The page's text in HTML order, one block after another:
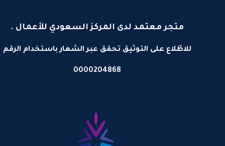
متجر معتمد لدى المركز السعودي للأعمال .
للاطّلاع على التوثيق تحقق عبر الشعار باستخدام الرقم
0000204868